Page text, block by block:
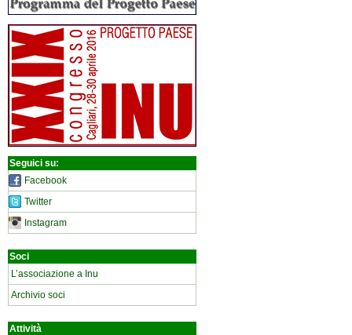
Seguici su:
Facebook
Twitter
Instagram
Soci
L’associazione a Inu
Archivio soci
Attività